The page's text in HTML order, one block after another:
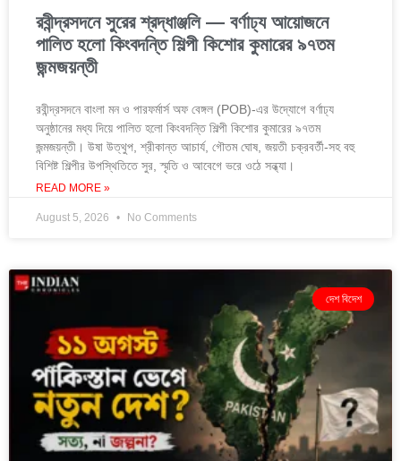
রবীন্দ্রসদনে সুরের শ্রদ্ধাঞ্জলি — বর্ণাঢ্য আয়োজনে
পালিত হলো কিংবদন্তি শিল্পী কিশোর কুমারের ৯৭তম
জন্মজয়ন্তী
রবীন্দ্রসদনে বাংলা মন ও পারফর্মার্স অফ বেঙ্গল (POB)-এর উদ্যোগে বর্ণাঢ্য
অনুষ্ঠানের মধ্য দিয়ে পালিত হলো কিংবদন্তি শিল্পী কিশোর কুমারের ৯৭তম
জন্মজয়ন্তী। উষা উত্থুপ, শ্রীকান্ত আচার্য, গৌতম ঘোষ, জয়তী চক্রবর্তী-সহ বহু
বিশিষ্ট শিল্পীর উপস্থিতিতে সুর, স্মৃতি ও আবেগে ভরে ওঠে সন্ধ্যা।
READ MORE »
August 5, 2026 No Comments
দেশ বিদেশ